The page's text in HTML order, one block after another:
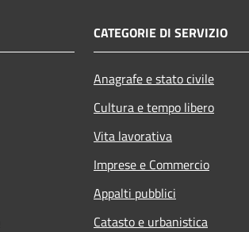
CATEGORIE DI SERVIZIO
Anagrafe e stato civile
Cultura e tempo libero
Vita lavorativa
Imprese e Commercio
Appalti pubblici
Catasto e urbanistica